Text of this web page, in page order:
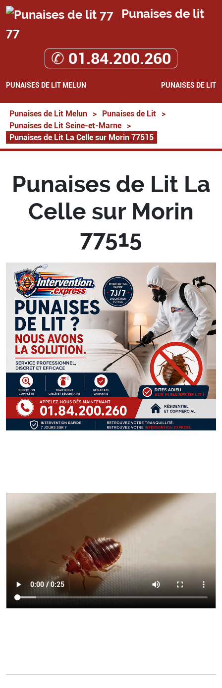
Punaises de lit
77
✆ 01.84.200.260
PUNAISES DE LIT MELUN PUNAISES DE LIT
Punaises de Lit Melun > Punaises de Lit
>
Punaises de Lit Seine-et-Marne
>
Punaises de Lit La Celle sur Morin 77515
Punaises de Lit La
Celle sur Morin
77515